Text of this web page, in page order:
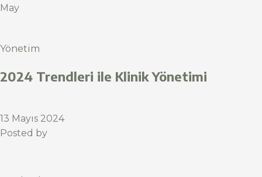
May
Yönetim
2024 Trendleri ile Klinik Yönetimi
13 Mayıs 2024
Posted by